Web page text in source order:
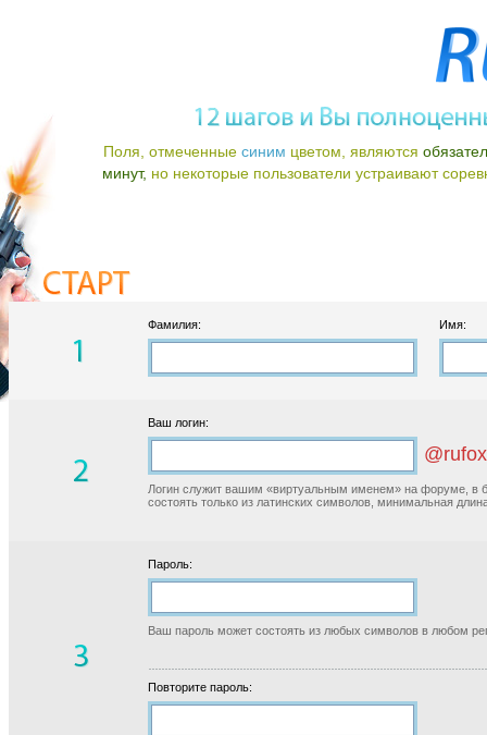
Поля, отмеченные синим цветом, являются
минут, но некоторые пользователи устраивают
Фамилия: Имя:
Ваш логин:
Логин служит вашим «виртуальным именем» на форуме, в
состоять только из латинских символов, минимальная
Пароль:
Ваш пароль может состоять из любых символов в любом
Повторите пароль: